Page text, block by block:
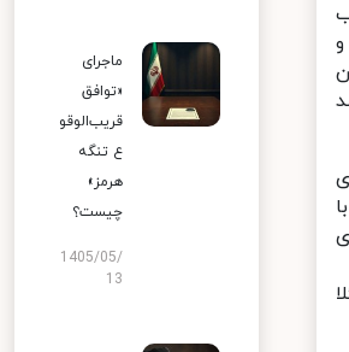
ماجرای
«توافق
قریب‌الوقو
ع تنگه
هرمز»
چیست؟
1405/05/
13